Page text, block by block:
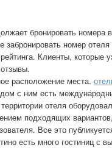
бронировать номера
забронировать номер
Клиенты, которые
расположение места.
с ним есть
отеля
подходящих
Все это
есть много гостиниц с